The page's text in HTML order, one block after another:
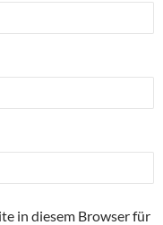
in diesem Browser für